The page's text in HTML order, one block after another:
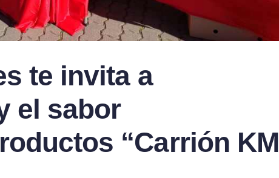
te invita a
el sabor
“Carrión KM